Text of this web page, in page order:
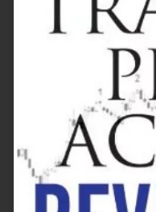
Atualmente trabalho na
Goiás, também atuo
Tecnologias. Durante
mercado de renda
O que é? Vale a pena?
cabe […]